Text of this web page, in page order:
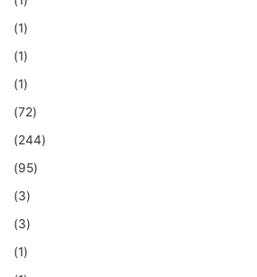
(1)
(1)
(1)
(72)
(244)
(95)
(3)
(3)
(1)